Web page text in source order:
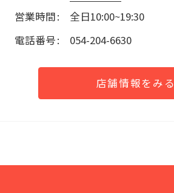
営業時間
全日10:00~19:30
電話番号
054-204-6630
店舗情報をみる